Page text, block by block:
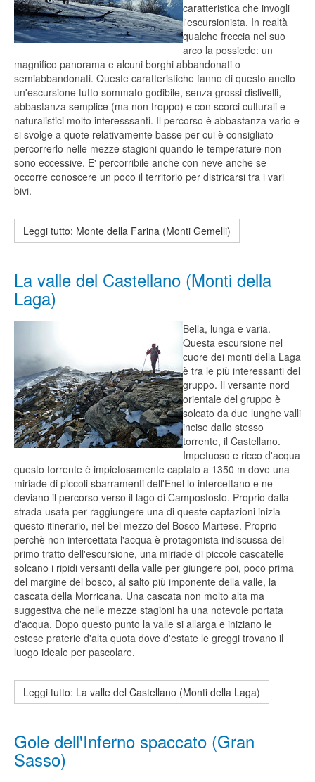
caratteristica che invogli
l'escursionista. In realtà
qualche freccia nel suo
arco la possiede: un
magnifico panorama e alcuni borghi abbandonati o
semiabbandonati. Queste caratteristiche fanno di questo anello
un'escursione tutto sommato godibile, senza grossi dislivelli,
abbastanza semplice (ma non troppo) e con scorci culturali e
naturalistici molto interesssanti. Il percorso è abbastanza vario e
si svolge a quote relativamente basse per cui è consigliato
percorrerlo nelle mezze stagioni quando le temperature non
sono eccessive. E' percorribile anche con neve anche se
occorre conoscere un poco il territorio per districarsi tra i vari
bivi.
Leggi tutto: Monte della Farina (Monti Gemelli)
La valle del Castellano (Monti della
Laga)
Bella, lunga e varia.
Questa escursione nel
cuore dei monti della Laga
è tra le più interessanti del
gruppo. Il versante nord
orientale del gruppo è
solcato da due lunghe valli
incise dallo stesso
torrente, il Castellano.
Impetuoso e ricco d'acqua
questo torrente è impietosamente captato a 1350 m dove una
miriade di piccoli sbarramenti dell'Enel lo intercettano e ne
deviano il percorso verso il lago di Campostosto. Proprio dalla
strada usata per raggiungere una di queste captazioni inizia
questo itinerario, nel bel mezzo del Bosco Martese. Proprio
perchè non intercettata l'acqua è protagonista indiscussa del
primo tratto dell'escursione, una miriade di piccole cascatelle
solcano i ripidi versanti della valle per giungere poi, poco prima
del margine del bosco, al salto più imponente della valle, la
cascata della Morricana. Una cascata non molto alta ma
suggestiva che nelle mezze stagioni ha una notevole portata
d'acqua. Dopo questo punto la valle si allarga e iniziano le
estese praterie d'alta quota dove d'estate le greggi trovano il
luogo ideale per pascolare.
Leggi tutto: La valle del Castellano (Monti della Laga)
Gole dell'Inferno spaccato (Gran
Sasso)